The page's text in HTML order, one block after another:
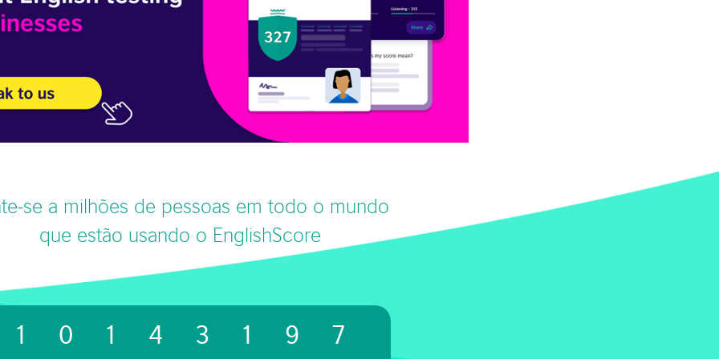
se a milhões de pessoas em todo o mundo
que estão usando o EnglishScore
10143197